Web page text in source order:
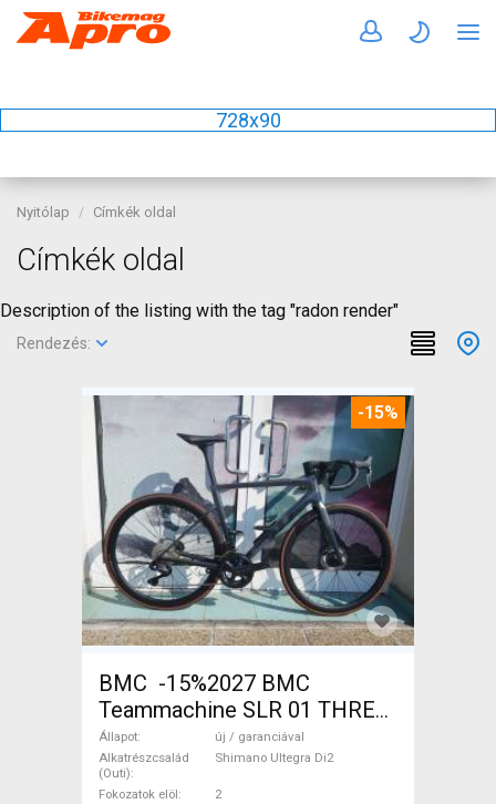
728x90
Nyitólap Címkék oldal
Címkék oldal
Description of the listing with the tag "radon render"
Rendezés:
-15%
BMC -15%2027 BMC
Teammachine SLR 01 THREE
Ultegra Di2 Országúti
Shimano Ultegra Di2 tárcsafék
új / garanciával ELADÓ
Állapot
új / garanciával
Alkatrészcsalád
(Outi)
Shimano Ultegra Di2
Fokozatok elöl
2